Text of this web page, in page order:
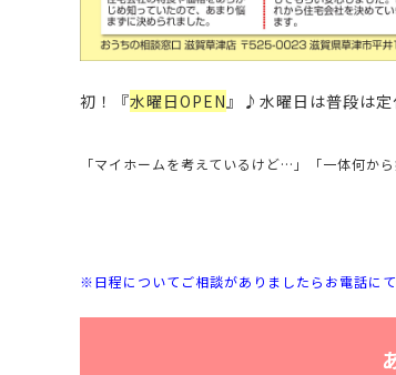
初！『水曜日OPEN 』♪ 水曜日は普段は定
「マイホームを考えているけど…」「一体何か
※日程についてご相談がありましたらお電話に